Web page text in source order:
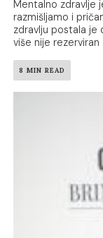
Mentalno zdravlje
razmišljamo i
zdravlju postala je
više nije rezerviran
8 MIN READ